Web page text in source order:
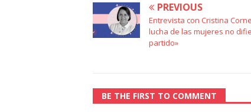
PREVIOUS
Entrevista con Cristina
lucha de las mujeres no
partido»
BE THE FIRST TO COMMENT